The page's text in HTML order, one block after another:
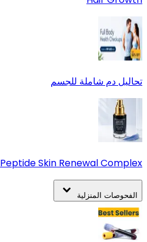
تحاليل دم شاملة للجسم
Peptide Skin Renewal Complex
الفحوصات المنزلية